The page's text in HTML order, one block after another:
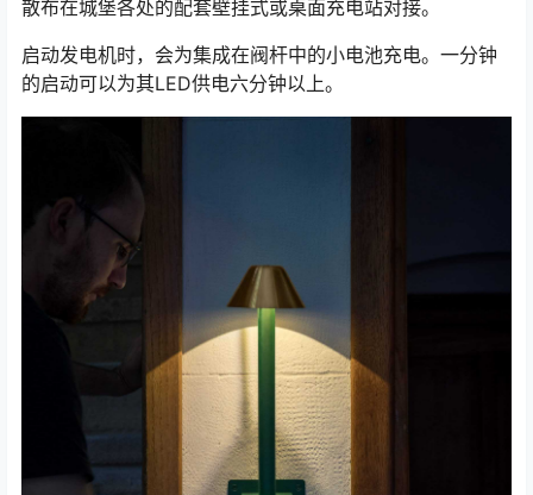
散布在城堡各处的配套壁挂式或桌面充电站对接。
启动发电机时，会为集成在阀杆中的小电池充电。一分钟
的启动可以为其LED供电六分钟以上。